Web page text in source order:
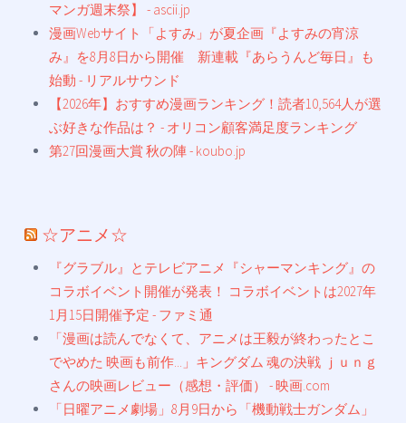
マンガ週末祭】 - ascii.jp
漫画Webサイト「よすみ」が夏企画『よすみの宵涼
み』を8月8日から開催 新連載『あらうんど毎日』も
始動 - リアルサウンド
【2026年】おすすめ漫画ランキング！読者10,564人が選
ぶ好きな作品は？ - オリコン顧客満足度ランキング
第27回漫画大賞 秋の陣 - koubo.jp
☆アニメ☆
『グラブル』とテレビアニメ『シャーマンキング』の
コラボイベント開催が発表！ コラボイベントは2027年
1月15日開催予定 - ファミ通
「漫画は読んでなくて、アニメは王毅が終わったとこ
でやめた 映画も前作...」キングダム 魂の決戦 ｊｕｎｇ
さんの映画レビュー（感想・評価） - 映画.com
「日曜アニメ劇場」8月9日から「機動戦士ガンダム」